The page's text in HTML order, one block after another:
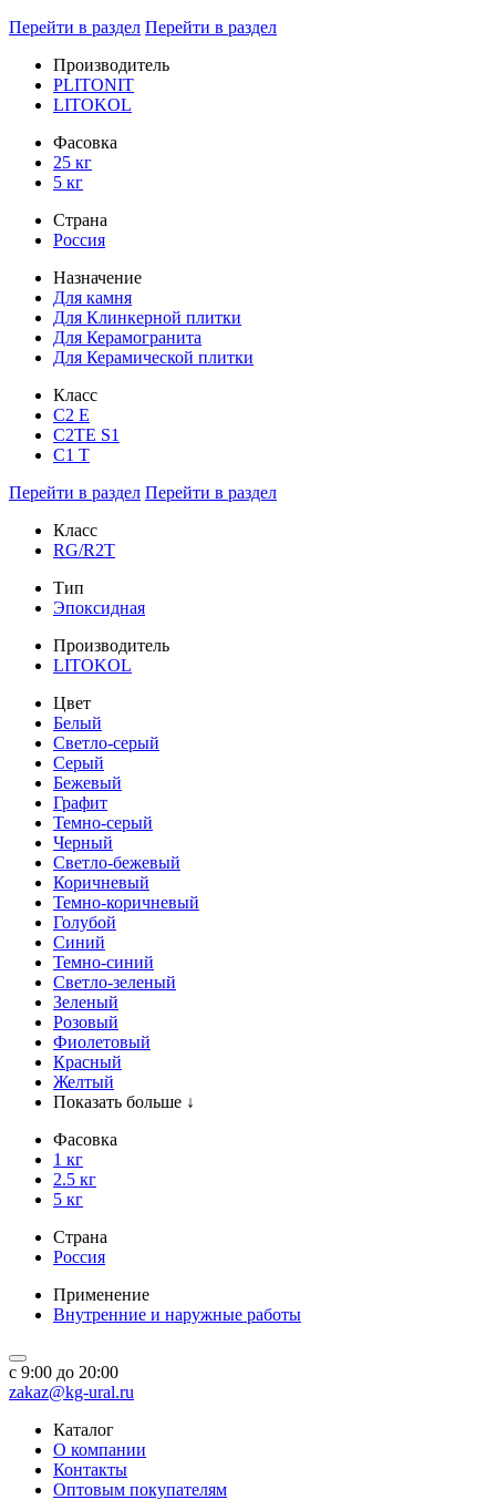
Перейти в раздел Перейти в раздел
Производитель
PLITONIT
LITOKOL
Фасовка
25 кг
5 кг
Страна
Россия
Назначение
Для камня
Для Клинкерной плитки
Для Керамогранита
Для Керамической плитки
Класс
С2 Е
C2TE S1
C1 T
Перейти в раздел Перейти в раздел
Класс
RG/R2T
Тип
Эпоксидная
Производитель
LITOKOL
Цвет
Белый
Светло-серый
Серый
Бежевый
Графит
Темно-серый
Черный
Светло-бежевый
Коричневый
Темно-коричневый
Голубой
Синий
Темно-синий
Светло-зеленый
Зеленый
Розовый
Фиолетовый
Красный
Желтый
Показать больше ↓
Фасовка
1 кг
2.5 кг
5 кг
Страна
Россия
Применение
Внутренние и наружные работы
c 9:00 до 20:00
zakaz@kg-ural.ru
Каталог
О компании
Контакты
Оптовым покупателям